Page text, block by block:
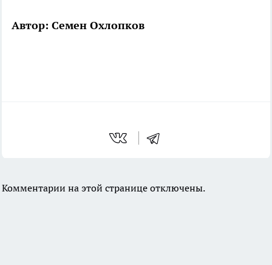
Автор: Семен Охлопков
Комментарии на этой странице отключены.